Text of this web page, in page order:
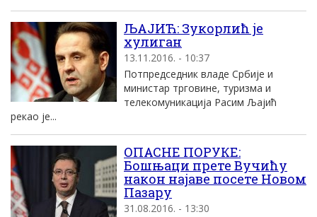
ЉАЈИЋ: Зукорлић је
хулиган
13.11.2016. - 10:37
Потпредседник владе Србије и
министар трговине, туризма и
телекомуникација Расим Љајић
рекао је...
ОПАСНЕ ПОРУКЕ:
Бошњаци прете Вучићу
након наjаве посете Новом
Пазару
31.08.2016. - 13:30